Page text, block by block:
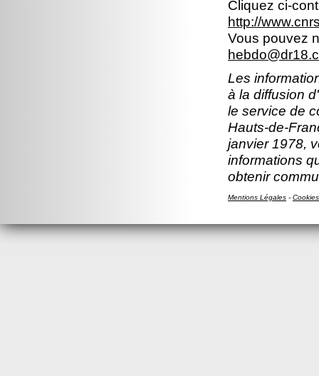
Cliquez ci-
http://
Vous pouvez
Les
à la diffusion
le service de
Hauts-de-
janvier 1978,
informations
obtenir
Mentions Légales - Cookies